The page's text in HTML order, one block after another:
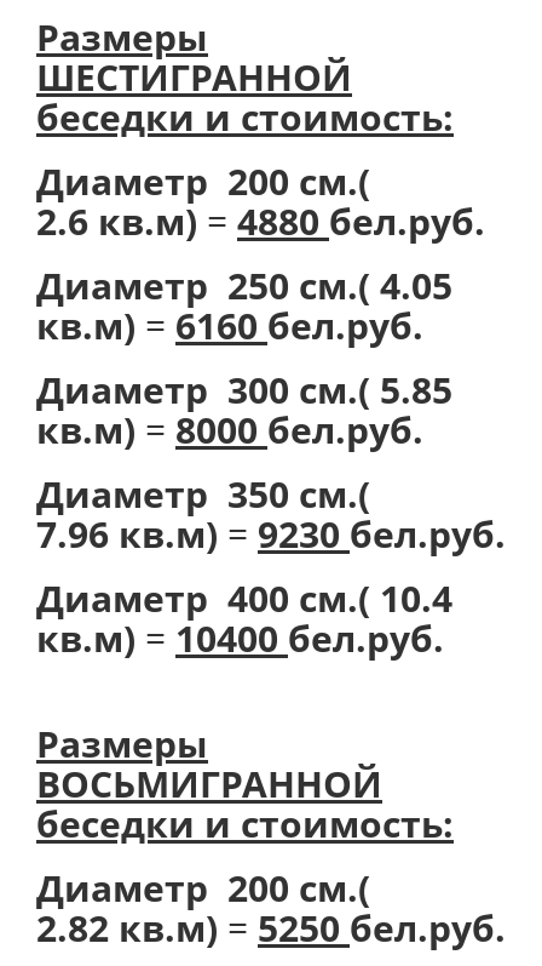
Размеры
ШЕСТИГРАННОЙ
беседки и стоимость:
Диаметр 200 см.(
2.6 кв.м) = 4880 бел.руб.
Диаметр 250 см.( 4.05
кв.м) = 6160 бел.руб.
Диаметр 300 см.( 5.85
кв.м) = 8000 бел.руб.
Диаметр 350 см.(
7.96 кв.м) = 9230 бел.руб.
Диаметр 400 см.( 10.4
кв.м) = 10400 бел.руб.
Размеры
ВОСЬМИГРАННОЙ
беседки и стоимость:
Диаметр 200 см.(
2.82 кв.м) = 5250 бел.руб.